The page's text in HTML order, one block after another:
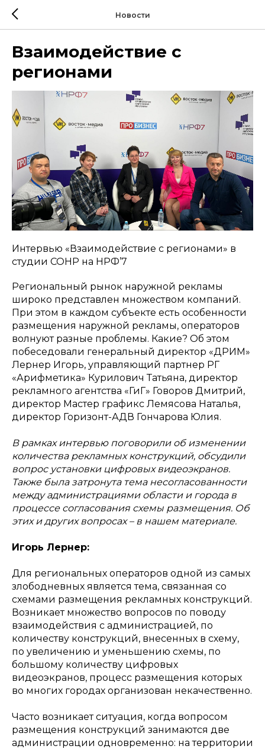
Новости
Взаимодействие с
регионами
Интервью «Взаимодействие с регионами» в
студии СОНР на НРФ’7
Региональный рынок наружной рекламы
широко представлен множеством компаний.
При этом в каждом субъекте есть особенности
размещения наружной рекламы, операторов
волнуют разные проблемы. Какие? Об этом
побеседовали генеральный директор «ДРИМ»
Лернер Игорь, управляющий партнер РГ
«Арифметика» Курилович Татьяна, директор
рекламного агентства «ГиГ» Говоров Дмитрий,
директор Мастер графикс Лемясова Наталья,
директор Горизонт-АДВ Гончарова Юлия.
В рамках интервью поговорили об изменении
количества рекламных конструкций, обсудили
вопрос установки цифровых видеоэкранов.
Также была затронута тема несогласованности
между администрациями области и города в
процессе согласования схемы размещения. Об
этих и других вопросах – в нашем материале.
Игорь Лернер:
Для региональных операторов одной из самых
злободневных является тема, связанная со
схемами размещения рекламных конструкций.
Возникает множество вопросов по поводу
взаимодействия с администрацией, по
количеству конструкций, внесенных в схему,
по увеличению и уменьшению схемы, по
большому количеству цифровых
видеоэкранов, процесс размещения которых
во многих городах организован некачественно.
Часто возникает ситуация, когда вопросом
размещения конструкций занимаются две
администрации одновременно: на территории